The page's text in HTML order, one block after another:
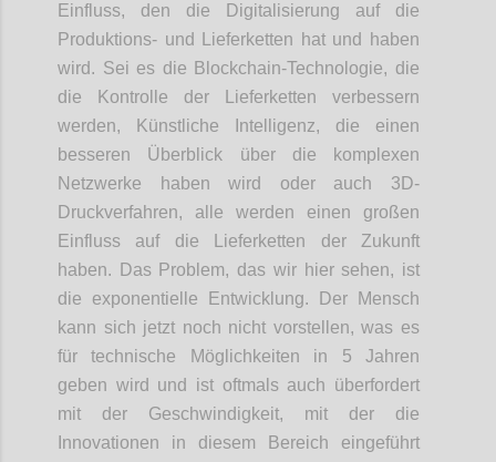
Einfluss, den die Digitalisierung auf die
Produktions- und Lieferketten hat und haben
wird. Sei es die Blockchain-Technologie, die
die Kontrolle der Lieferketten verbessern
werden, Künstliche Intelligenz, die einen
besseren Überblick über die komplexen
Netzwerke haben wird oder auch 3D-
Druckverfahren, alle werden einen großen
Einfluss auf die Lieferketten der Zukunft
haben. Das Problem, das wir hier sehen, ist
die exponentielle Entwicklung. Der Mensch
kann sich jetzt noch nicht vorstellen, was es
für technische Möglichkeiten in 5 Jahren
geben wird und ist oftmals auch überfordert
mit der Geschwindigkeit, mit der die
Innovationen in diesem Bereich eingeführt